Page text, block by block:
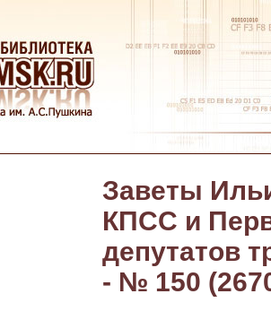
Заветы
КПСС и
депутатов
- № 150